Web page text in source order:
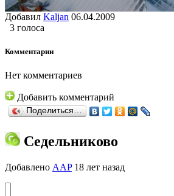
Добавил Kaljan 06.04.2009
3 голоса
Комментарии
Нет комментариев
Добавить комментарий
Поделиться…
Седельниково
Добавлено AAP18 лет назад